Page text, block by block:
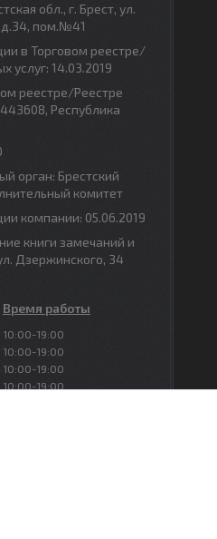
обл., г. Брест, ул.
пом.№41
в Торговом реестре/
услуг: 14.03.2019
реестре/Реестре
Республика
орган: Брестский
комитет
компании: 05.06.2019
книги замечаний и
Дзержинского, 34
Время работы
10:00-19:00
10:00-19:00
10:00-19:00
10:00-19:00